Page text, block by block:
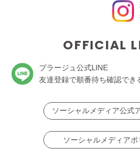
OFFICIAL
プラージュ公式LINE
友達登録で順番待ち確認でき
ソーシャルメディア公式
ソーシャルメディアポ